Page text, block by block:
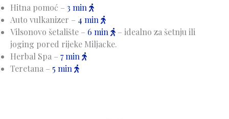
Hitna pomoć – 3 min
Auto vulkanizer – 4 min
Vilsonovo šetalište – 6 min
– idealno za šetnju ili
joging pored rijeke Miljacke.
Herbal Spa – 7 min
Teretana – 5 min